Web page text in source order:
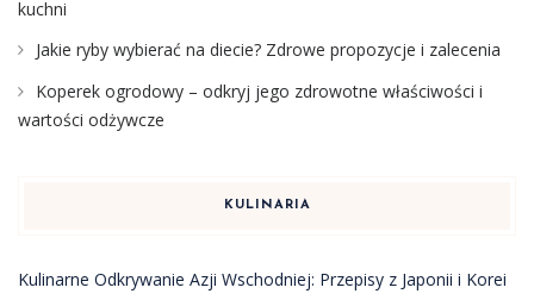
kuchni
Jakie ryby wybierać na diecie? Zdrowe propozycje i zalecenia
Koperek ogrodowy – odkryj jego zdrowotne właściwości i
wartości odżywcze
KULINARIA
Kulinarne Odkrywanie Azji Wschodniej: Przepisy z Japonii i Korei